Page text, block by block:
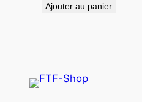
Ajouter au panier